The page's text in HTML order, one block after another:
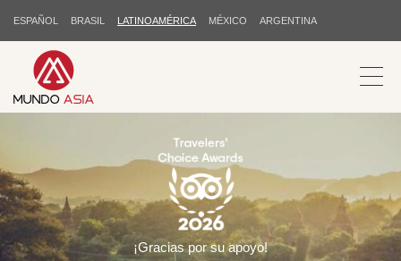
ESPAÑOL BRASIL LATINOAMÉRICA MÉXICO ARGENTINA
¡Gracias por su apoyo!